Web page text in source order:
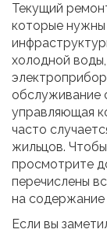
Текущий
которые
холодной
обслуживание
управляющая
часто
жильцов.
просмотрите
перечислены
на содержание
Если вы